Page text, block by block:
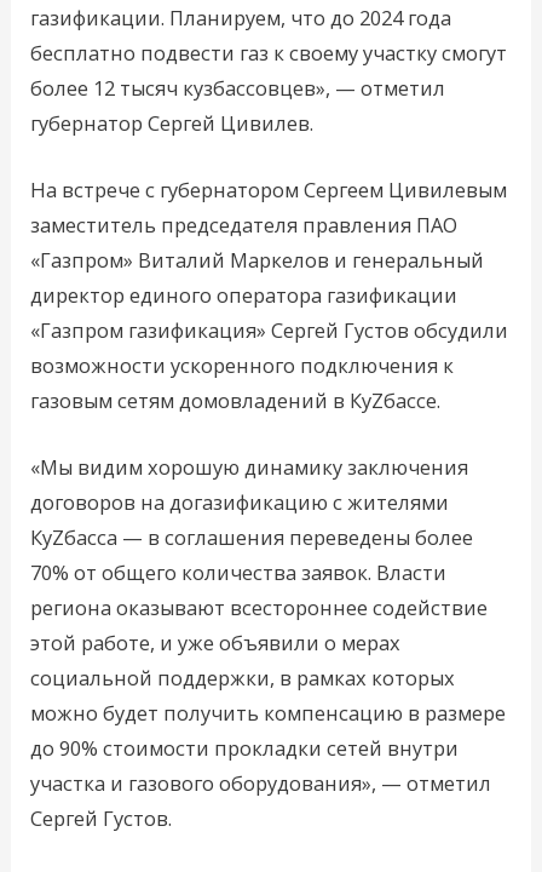
газификации. Планируем, что до 2024 года
бесплатно подвести газ к своему участку смогут
более 12 тысяч кузбассовцев», — отметил
губернатор Сергей Цивилев.
На встрече с губернатором Сергеем Цивилевым
заместитель председателя правления ПАО
«Газпром» Виталий Маркелов и генеральный
директор единого оператора газификации
«Газпром газификация» Сергей Густов обсудили
возможности ускоренного подключения к
газовым сетям домовладений в КуZбассе.
«Мы видим хорошую динамику заключения
договоров на догазификацию с жителями
КуZбасса — в соглашения переведены более
70% от общего количества заявок. Власти
региона оказывают всестороннее содействие
этой работе, и уже объявили о мерах
социальной поддержки, в рамках которых
можно будет получить компенсацию в размере
до 90% стоимости прокладки сетей внутри
участка и газового оборудования», — отметил
Сергей Густов.